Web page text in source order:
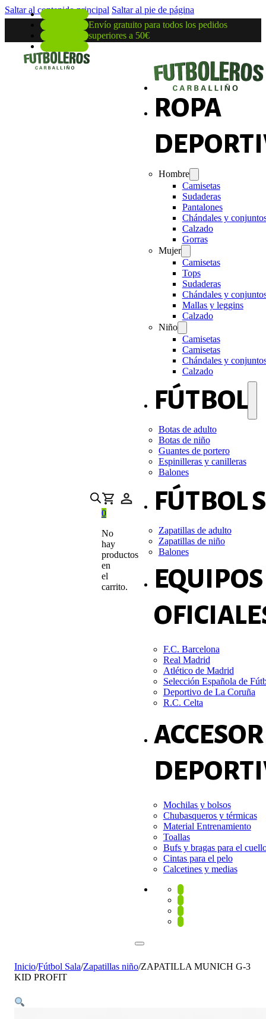
Saltar al contenido principal Saltar al pie de página
Envío gratuito para todos los pedidos
superiores a 50€
0
No
hay
productos
en
el
carrito.
ROPA
Hombre
Camisetas
Sudaderas
Pantalones
Chándales y
Calzado
Gorras
Mujer
Camisetas
Tops
Sudaderas
Chándales y
Mallas y leggins
Calzado
Niño
Camisetas
Camisetas
Chándales y
Calzado
FÚTBOL
Botas de adulto
Botas de niño
Guantes de portero
Espinilleras y canilleras
Balones
FÚTBOL
Zapatillas de adulto
Zapatillas de niño
Balones
EQUIPOS
F.C. Barcelona
Real Madrid
Atlético de Madrid
Selección Española de
Deportivo de La Coruña
R.C. Celta
Mochilas y bolsos
Chubasqueros y térmicas
Material Entrenamiento
Toallas
Bufs y bragas para el
Cintas para el pelo
Calcetines y medias
Inicio/Fútbol Sala/Zapatillas niño/ZAPATILLA MUNICH G-3
KID PROFIT